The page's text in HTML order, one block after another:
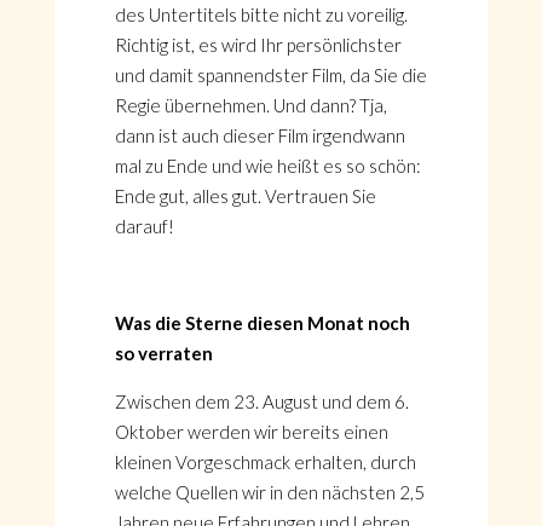
des Untertitels bitte nicht zu voreilig.
Richtig ist, es wird Ihr persönlichster
und damit spannendster Film, da Sie die
Regie übernehmen. Und dann? Tja,
dann ist auch dieser Film irgendwann
mal zu Ende und wie heißt es so schön:
Ende gut, alles gut. Vertrauen Sie
darauf!
Was die Sterne diesen Monat noch
so verraten
Zwischen dem 23. August und dem 6.
Oktober werden wir bereits einen
kleinen Vorgeschmack erhalten, durch
welche Quellen wir in den nächsten 2,5